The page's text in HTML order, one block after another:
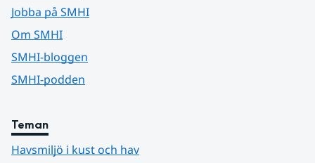
Jobba på SMHI
Om SMHI
SMHI-bloggen
SMHI-podden
Teman
Havsmiljö i kust och hav